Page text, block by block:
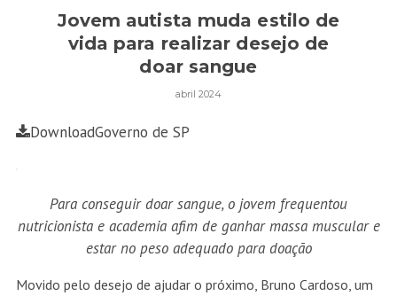
Jovem autista muda estilo de
vida para realizar desejo de
doar sangue
abril 2024
DownloadGoverno de SP
Para conseguir doar sangue, o jovem frequentou
nutricionista e academia afim de ganhar massa muscular e
estar no peso adequado para doação
Movido pelo desejo de ajudar o próximo, Bruno Cardoso, um